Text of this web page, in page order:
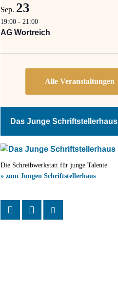
Sep. 23
19:00 - 21:00
AG Wortreich
Das Junge Schriftstellerhaus
Die Schreibwerkstatt für junge Talente
» zum Jungen Schriftstellerhaus